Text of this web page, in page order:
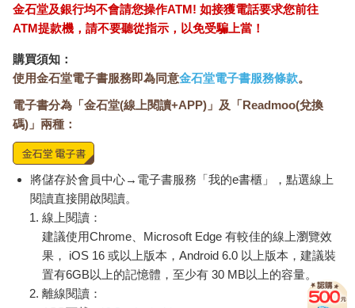
金石堂及銀行均不會請您操作ATM! 如接獲電話要求您前往
ATM提款機，請不要聽從指示，以免受騙上當！
購買須知：
使用金石堂電子書服務即為同意金石堂電子書服務條款。
電子書分為「金石堂(線上閱讀+APP)」及「Readmoo(兌換
碼)」兩種：
將儲存於會員中心→電子書服務「我的e書櫃」，點選線上
閱讀直接開啟閱讀。
線上閱讀：
建議使用Chrome、Microsoft Edge 有較佳的線上瀏覽效
果， iOS 16 或以上版本，Android 6.0 以上版本，建議裝
置有6GB以上的記憶體，至少有 30 MB以上的容量。
離線閱讀：